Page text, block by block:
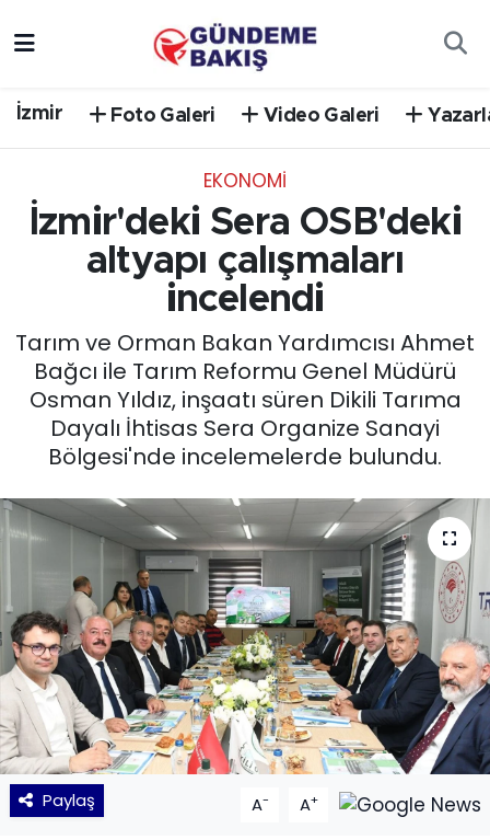
İzmir Foto Galeri Video Galeri
EKONOMİ
İzmir'deki Sera OSB'deki
altyapı çalışmaları
incelendi
Tarım ve Orman Bakan Yardımcısı Ahmet
Bağcı ile Tarım Reformu Genel Müdürü
Osman Yıldız, inşaatı süren Dikili Tarıma
Dayalı İhtisas Sera Organize Sanayi
Bölgesi'nde incelemelerde bulundu.
Paylaş A- A+
EGE
EKONOMİ
English News
GÜNCEL
KÜLTÜR SANAT
MAGAZİN
POLİTİKA
SAĞLIK
Siyaset
SPOR
Süper Lig Puan Durumu ve Fikstür
Tüm Manşetler
Son Dakika Haberleri
Haber Arşivi